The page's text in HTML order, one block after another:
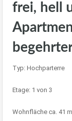
frei, hell
Typ: Hochparterre
Etage: 1 von 3
Wohnfläche ca. 41